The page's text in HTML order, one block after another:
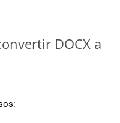
DOCX a